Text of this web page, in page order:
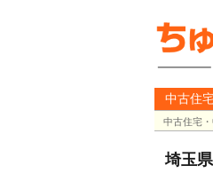
中古住
中古住宅
埼玉